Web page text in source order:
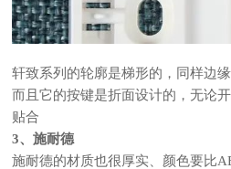
轩致系列的轮廓是梯形的，同样边
而且它的按键是折面设计的，无论
贴合
3、施耐德
施耐德的材质也很厚实、颜色要比